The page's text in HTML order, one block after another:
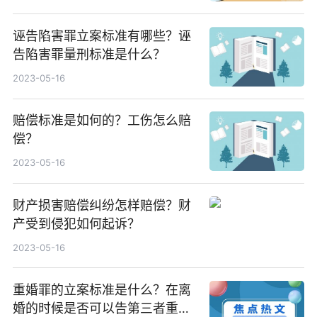
诬告陷害罪立案标准有哪些？诬
告陷害罪量刑标准是什么？
2023-05-16
赔偿标准是如何的？工伤怎么赔
偿？
2023-05-16
财产损害赔偿纠纷怎样赔偿？财
产受到侵犯如何起诉？
2023-05-16
重婚罪的立案标准是什么？在离
婚的时候是否可以告第三者重